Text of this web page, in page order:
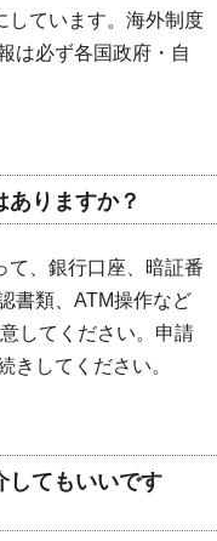
しています。海外制度
は必ず各国政府・自
りますか？
て、銀行口座、暗証番
書類、ATM操作など
してください。申請
きしてください。
してもいいです